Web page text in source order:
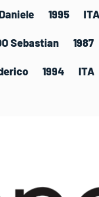
Daniele
Sebastian